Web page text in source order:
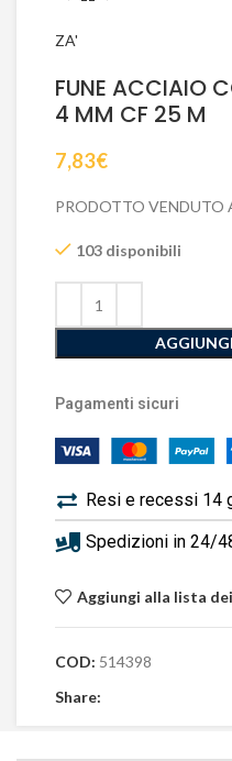
ZA'
FUNE ACCIAIO
4 MM CF 25 M
7,83€
PRODOTTO VENDUTO
103 disponibili
Pagamenti sicuri
Resi e recessi 14
Spedizioni in 24/
Aggiungi alla lista
COD: 514398
Share: